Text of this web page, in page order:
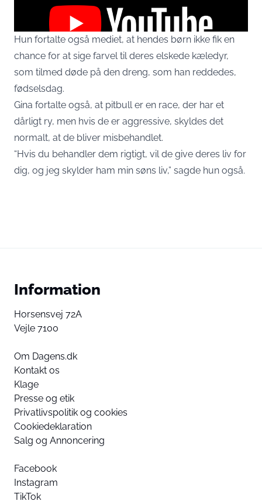
Du accepterer hermed at vise eksternt tredjepartsindhold.
Persondata kan blive sendt til udbyderen af indholdet og andre
External content
Hun fortalte også mediet, at hendes børn ikke fik en
chance for at sige farvel til deres elskede kæledyr,
som tilmed døde på den dreng, som han reddedes,
fødselsdag.
Gina fortalte også, at pitbull er en race, der har et
dårligt ry, men hvis de er aggressive, skyldes det
normalt, at de bliver misbehandlet.
“Hvis du behandler dem rigtigt, vil de give deres liv for
dig, og jeg skylder ham min søns liv,” sagde hun også.
Information
Horsensvej 72A
Vejle 7100
Om Dagens.dk
Kontakt os
Klage
Presse og etik
Privatlivspolitik og cookies
Cookiedeklaration
Salg og Annoncering
Facebook
Instagram
TikTok